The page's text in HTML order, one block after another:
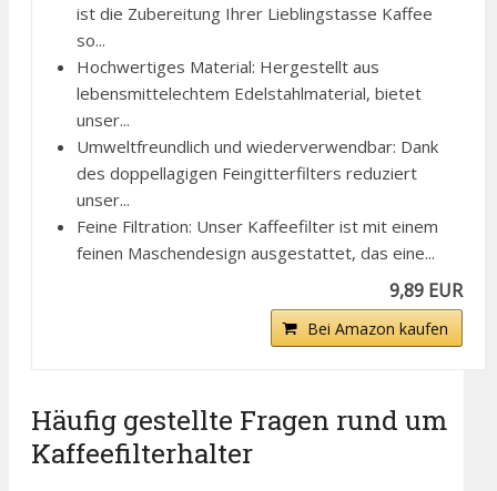
ist die Zubereitung Ihrer Lieblingstasse Kaffee
so...
Hochwertiges Material: Hergestellt aus
lebensmittelechtem Edelstahlmaterial, bietet
unser...
Umweltfreundlich und wiederverwendbar: Dank
des doppellagigen Feingitterfilters reduziert
unser...
Feine Filtration: Unser Kaffeefilter ist mit einem
feinen Maschendesign ausgestattet, das eine...
9,89 EUR
Bei Amazon kaufen
Häufig gestellte Fragen rund um
Kaffeefilterhalter